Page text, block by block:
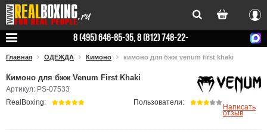
Вход
8 (495) 646-85-35, 8 (812) 748-22-
Главная ОДЕЖДА Кимоно кимоно для бжж venum first khaki
Кимоно для бжж Venum First Khaki
Артикул: PS-07533
RealBoxing: Пользователи:
Написать
отзыв